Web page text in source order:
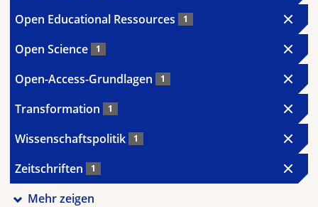
Open Educational Ressources 1
Open Science 1
Open-Access-Grundlagen 1
Transformation 1
Wissenschaftspolitik 1
Zeitschriften 1
Mehr zeigen